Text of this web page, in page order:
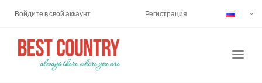
Войдите в свой аккаунт Регистрация